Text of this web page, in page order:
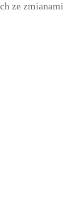
ze